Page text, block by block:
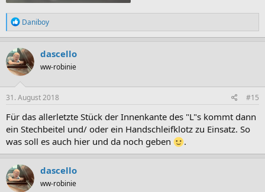
R
e
a
k
t
i
o
n
e
:
Daniboy
dascello
ww-robinie
31. August 2018 #15
Für das allerletzte Stück der Innenkante des "L"s kommt dann
ein Stechbeitel und/ oder ein Handschleifklotz zu Einsatz. So
was soll es auch hier und da noch geben
.
dascello
ww-robinie